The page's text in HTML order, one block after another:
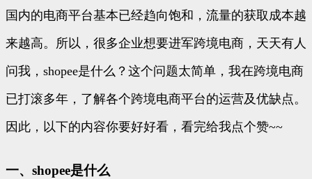
国内的电商平台基本已经趋向饱和，流量的获取成本越
来越高。所以，很多企业想要进军跨境电商，天天有人
问我，shopee是什么？这个问题太简单，我在跨境电商
已打滚多年，了解各个跨境电商平台的运营及优缺点。
因此，以下的内容你要好好看，看完给我点个赞~~
一、shopee是什么